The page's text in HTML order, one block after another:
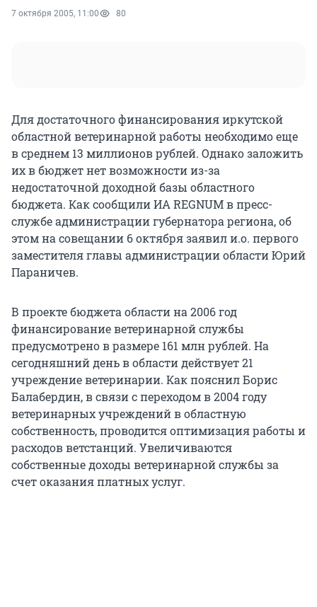
7 октября 2005, 11:00 80
Для достаточного финансирования иркутской
областной ветеринарной работы необходимо еще
в среднем 13 миллионов рублей. Однако заложить
их в бюджет нет возможности из-за
недостаточной доходной базы областного
бюджета. Как сообщили ИА REGNUM в пресс-
службе администрации губернатора региона, об
этом на совещании 6 октября заявил и.о. первого
заместителя главы администрации области Юрий
Параничев.
В проекте бюджета области на 2006 год
финансирование ветеринарной службы
предусмотрено в размере 161 млн рублей. На
сегодняшний день в области действует 21
учреждение ветеринарии. Как пояснил Борис
Балабердин, в связи с переходом в 2004 году
ветеринарных учреждений в областную
собственность, проводится оптимизация работы и
расходов ветстанций. Увеличиваются
собственные доходы ветеринарной службы за
счет оказания платных услуг.